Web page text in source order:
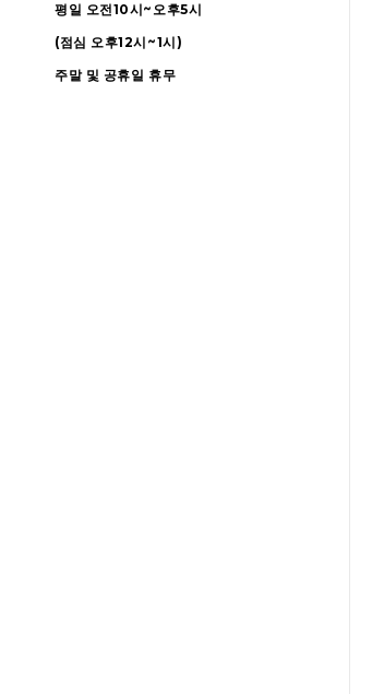
평일 오전10시~오후5시
(점심 오후12시~1시)
주말 및 공휴일 휴무